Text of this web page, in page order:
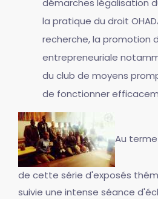
démarches légalisation
la pratique du droit
recherche, la promotion
entrepreneuriale
du club de moyens
de fonctionner
Au
de cette série d'exposés
suivie une intense séance